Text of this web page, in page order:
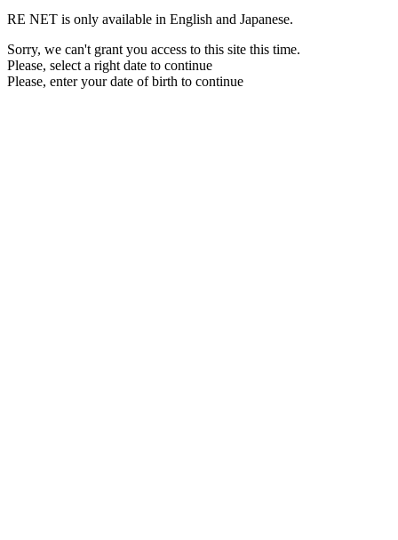
RE NET is only available in English and Japanese.
Sorry, we can't grant you access to this site this time.
Please, select a right date to continue
Please, enter your date of birth to continue